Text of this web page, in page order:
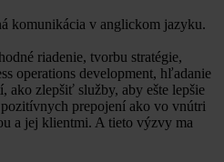
komunikácia v anglickom jazyku.
riadenie, tvorbu stratégie,
operations development, hľadanie
ako zlepšiť služby, aby ešte lepšie
prepojení ako vo vnútri
a jej klientmi. A tieto výzvy ma